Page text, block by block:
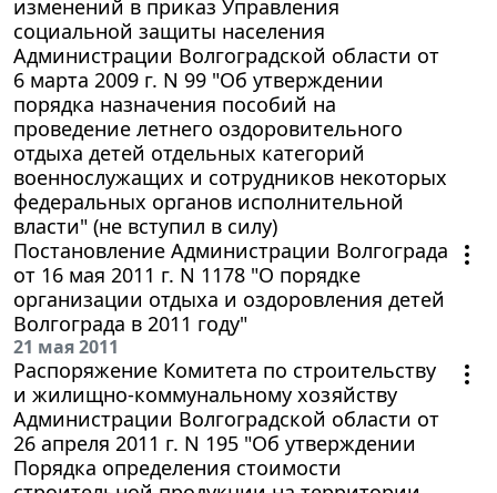
изменений в приказ Управления
социальной защиты населения
Администрации Волгоградской области от
6 марта 2009 г. N 99 "Об утверждении
порядка назначения пособий на
проведение летнего оздоровительного
отдыха детей отдельных категорий
военнослужащих и сотрудников некоторых
федеральных органов исполнительной
власти" (не вступил в силу)
Постановление Администрации Волгограда
от 16 мая 2011 г. N 1178 "О порядке
организации отдыха и оздоровления детей
Волгограда в 2011 году"
21 мая 2011
Распоряжение Комитета по строительству
и жилищно-коммунальному хозяйству
Администрации Волгоградской области от
26 апреля 2011 г. N 195 "Об утверждении
Порядка определения стоимости